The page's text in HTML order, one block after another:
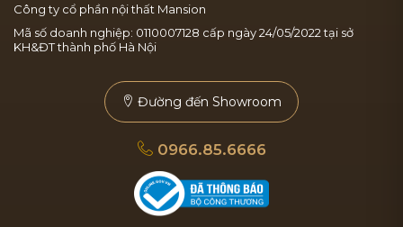
Công ty cổ phần nội thất Mansion
Mã số doanh nghiệp: 0110007128 cấp ngày 24/05/2022 tại sở
KH&ĐT thành phố Hà Nội
Đường đến Showroom
0966.85.6666